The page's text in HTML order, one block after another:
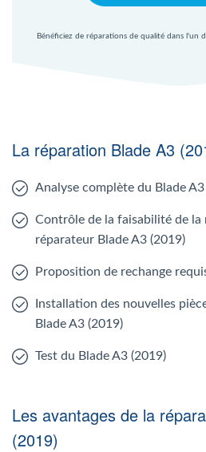
Bénéficiez de réparations de qualité dans l'un
La réparation Blade A3
Analyse complète du Blade
Contrôle de la faisabilité de la
réparateur Blade A3 (2019)
Proposition de rechange
Installation des nouvelles
Blade A3 (2019)
Test du Blade A3 (2019)
Les avantages de la
(2019)